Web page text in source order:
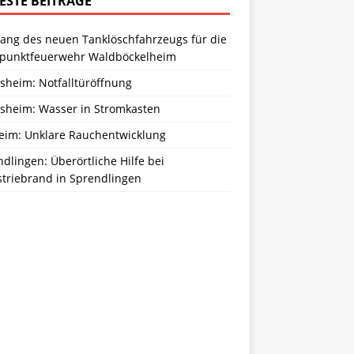
des neuen Tanklöschfahrzeugs für die
Waldböckelheim
Notfalltüröffnung
Wasser in Stromkasten
Unklare Rauchentwicklung
Überörtliche Hilfe bei
in Sprendlingen